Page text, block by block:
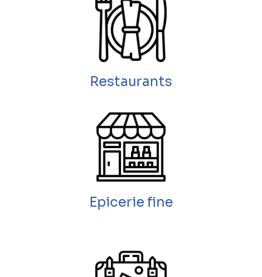
Restaurants
Epicerie fine